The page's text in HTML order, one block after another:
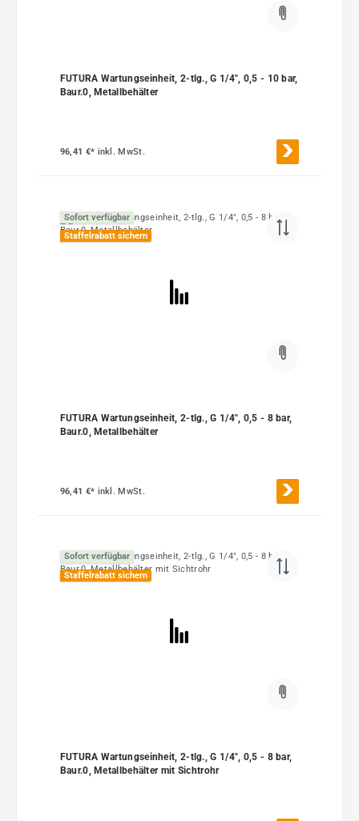
FUTURA Wartungseinheit, 2-tlg., G 1/4", 0,5 - 10 bar,
Baur.0, Metallbehälter
96,41 €* inkl. MwSt.
Sofort verfügbar
Staffelrabatt sichern
FUTURA Wartungseinheit, 2-tlg., G 1/4", 0,5 - 8 bar,
Baur.0, Metallbehälter
96,41 €* inkl. MwSt.
Sofort verfügbar
Staffelrabatt sichern
FUTURA Wartungseinheit, 2-tlg., G 1/4", 0,5 - 8 bar,
Baur.0, Metallbehälter mit Sichtrohr